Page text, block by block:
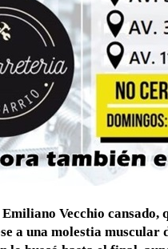
Vecchio cansado,
a una molestia muscular